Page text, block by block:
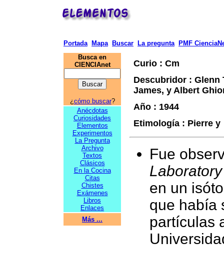
Portada Mapa Buscar La pregunta
PMF
Busca en
CIENCIAnet
¿ cómo buscar?
Anécdotas
Curiosidades
Elementos
Experimentos
La Pregunta
Archivo
Textos
Clásicos
En la Cocina
Citas
Chistes
Exámenes
Libros
Enlaces
Más ...
Curio : Cm
Descubridor : Glenn
James, y Albert
Año : 1944
Etimología : Pierre
Fue
Laboratory
en un
que había
partículas